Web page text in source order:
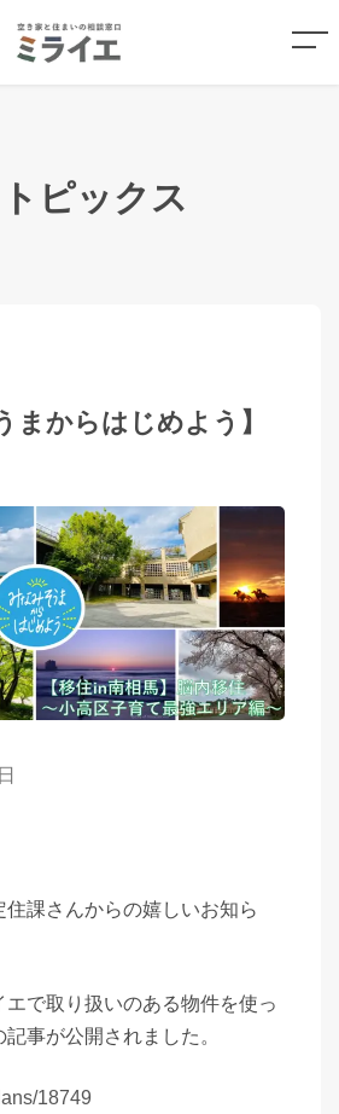
ピックス
まからはじめよう】
課さんからの嬉しいお知ら
で取り扱いのある物件を使っ
記事が公開されました。
18749